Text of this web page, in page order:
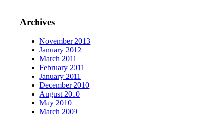
Archives
November 2013
January 2012
March 2011
February 2011
January 2011
December 2010
August 2010
May 2010
March 2009